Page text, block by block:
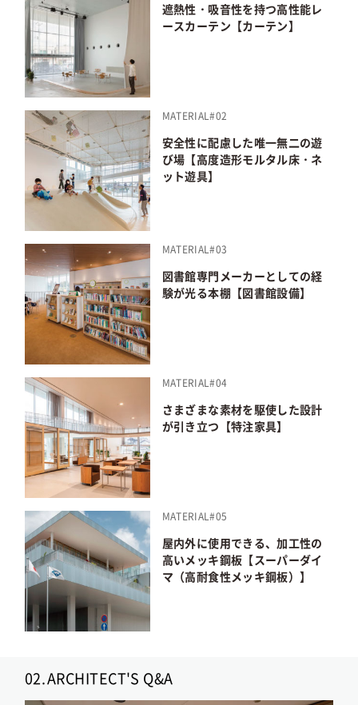
遮熱性・吸音性を持つ高性能レ
ースカーテン【カーテン】
MATERIAL#02
安全性に配慮した唯一無二の遊
び場【高度造形モルタル床・ネ
ット遊具】
MATERIAL#03
図書館専門メーカーとしての経
験が光る本棚【図書館設備】
MATERIAL#04
さまざまな素材を駆使した設計
が引き立つ【特注家具】
MATERIAL#05
屋内外に使用できる、加工性の
高いメッキ鋼板【スーパーダイ
マ（高耐食性メッキ鋼板）】
02.ARCHITECT'S Q&A